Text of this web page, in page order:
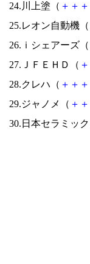
24.川上塗（ ＋ ＋ ＋
25.レオン自動機（
26.ｉシェアーズ（
27.ＪＦＥＨＤ（ ＋
28.クレハ（ ＋ ＋ ＋
29.ジャノメ（ ＋ ＋
30.日本セラミッ